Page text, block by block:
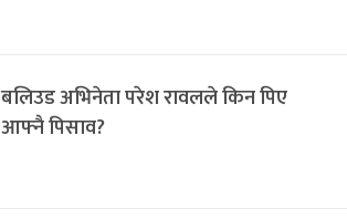
बलिउड अभिनेता परेश रावलले किन पिए
आफ्नै पिसाव?